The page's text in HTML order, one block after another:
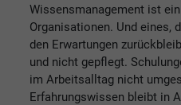
Wissensmanagement ist
Organisationen. Und eines,
den Erwartungen
und nicht gepflegt.
im Arbeitsalltag nicht
Erfahrungswissen bleibt in